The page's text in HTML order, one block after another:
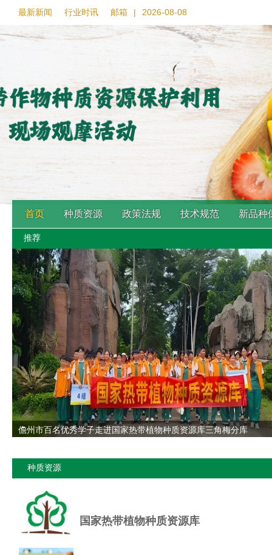
最新新闻 行业时讯 邮箱 | 2026-08-08
首页 种质资源 政策法规 技术规范 新品种
推荐
儋州市百名优秀学子走进国家热带植物种质资源库三角梅分库
种质资源
国家热带植物种质资源库